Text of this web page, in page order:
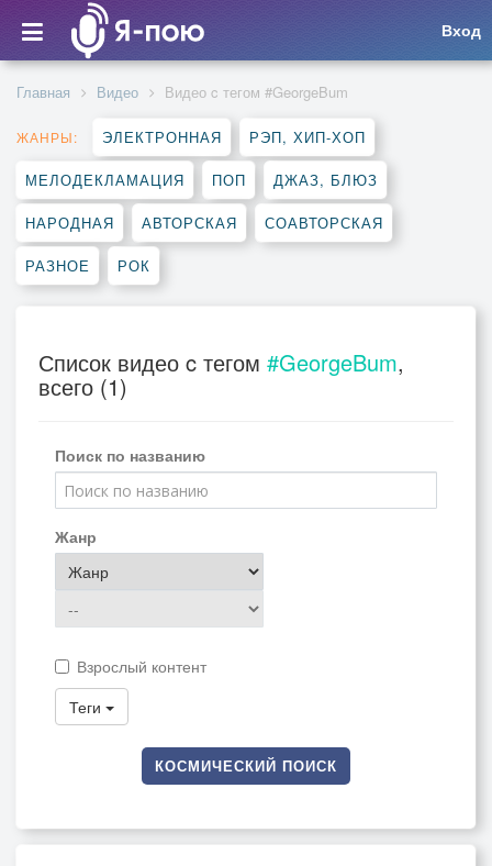
Вход
Главная Видео Видео c тегом #GeorgeBum
ЖАНРЫ: ЭЛЕКТРОННАЯ РЭП, ХИП-ХОП
МЕЛОДЕКЛАМАЦИЯ ПОП ДЖАЗ, БЛЮЗ
НАРОДНАЯ АВТОРСКАЯ СОАВТОРСКАЯ
РАЗНОЕ РОК
Список видео c тегом #GeorgeBum,
всего (1)
Поиск по названию
Жанр
Взрослый контент
Теги
КОСМИЧЕСКИЙ ПОИСК